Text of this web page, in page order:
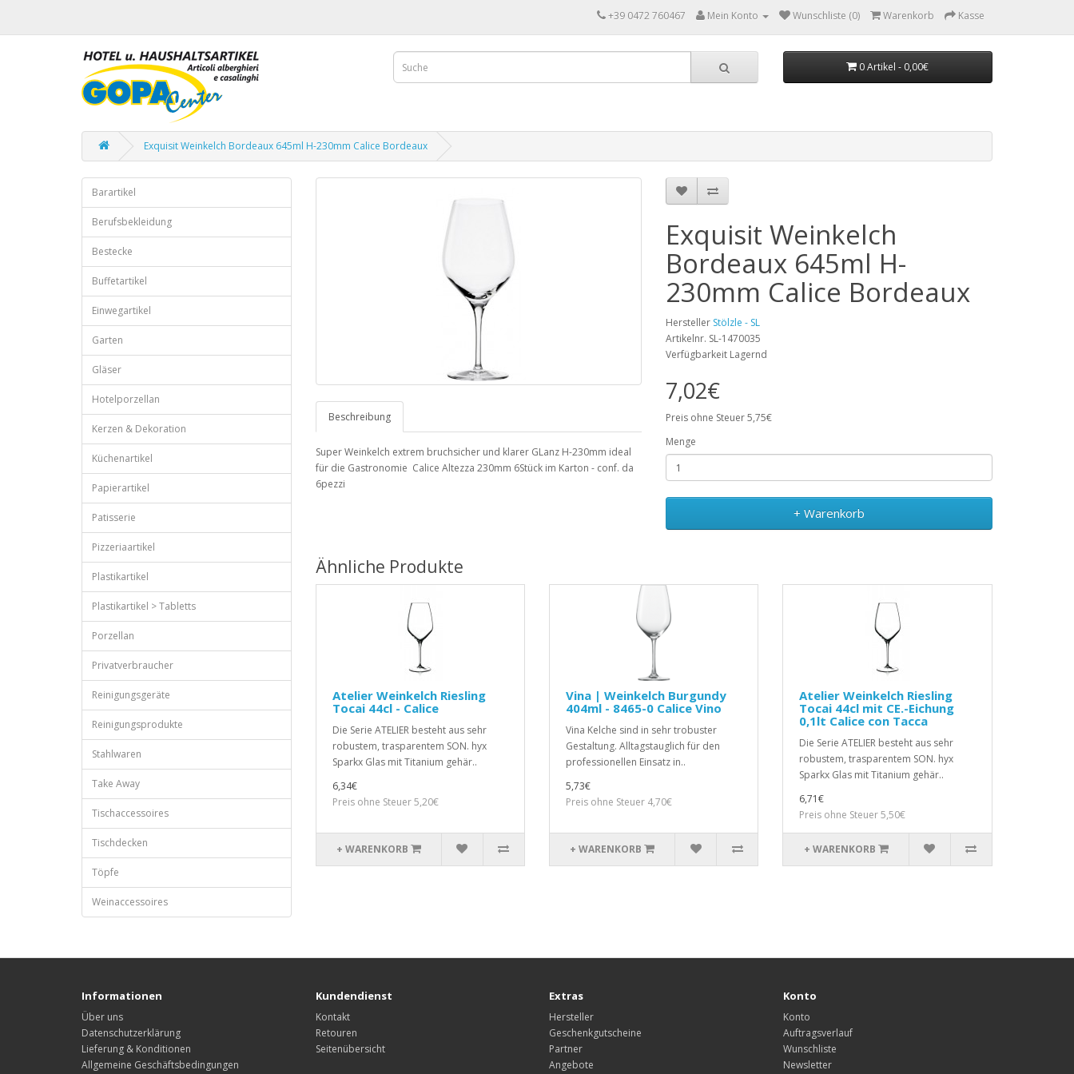
+39 0472 760467 Mein Konto Wunschliste (0) Warenkorb Kasse
0 Artikel - 0,00€
Exquisit Weinkelch Bordeaux 645ml H-230mm Calice Bordeaux
Barartikel
Berufsbekleidung
Bestecke
Buffetartikel
Einwegartikel
Garten
Gläser
Hotelporzellan
Kerzen & Dekoration
Küchenartikel
Papierartikel
Patisserie
Pizzeriaartikel
Plastikartikel
Plastikartikel > Tabletts
Porzellan
Privatverbraucher
Reinigungsgeräte
Reinigungsprodukte
Stahlwaren
Take Away
Tischaccessoires
Tischdecken
Töpfe
Weinaccessoires
Beschreibung
Super Weinkelch extrem bruchsicher und klarer GLanz H-230mm ideal
für die Gastronomie Calice Altezza 230mm 6Stück im Karton - conf. da
6pezzi
Exquisit Weinkelch
Bordeaux 645ml H-
230mm Calice Bordeaux
Hersteller Stölzle - SL
Artikelnr. SL-1470035
Verfügbarkeit Lagernd
7,02€
Preis ohne Steuer 5,75€
Menge
+ Warenkorb
Ähnliche Produkte
Atelier Weinkelch Riesling
Tocai 44cl - Calice
Die Serie ATELIER besteht aus sehr
robustem, trasparentem SON. hyx
Sparkx Glas mit Titanium gehär..
6,34€
Preis ohne Steuer 5,20€
+ WARENKORB
Vina | Weinkelch Burgundy
404ml - 8465-0 Calice Vino
Vina Kelche sind in sehr trobuster
Gestaltung. Alltagstauglich für den
professionellen Einsatz in..
5,73€
Preis ohne Steuer 4,70€
+ WARENKORB
Atelier Weinkelch Riesling
Tocai 44cl mit CE.-Eichung
0,1lt Calice con Tacca
Die Serie ATELIER besteht aus sehr
robustem, trasparentem SON. hyx
Sparkx Glas mit Titanium gehär..
6,71€
Preis ohne Steuer 5,50€
+ WARENKORB
Informationen
Über uns
Datenschutzerklärung
Lieferung & Konditionen
Allgemeine Geschäftsbedingungen
Kundendienst
Kontakt
Retouren
Seitenübersicht
Extras
Hersteller
Geschenkgutscheine
Partner
Angebote
Konto
Konto
Auftragsverlauf
Wunschliste
Newsletter